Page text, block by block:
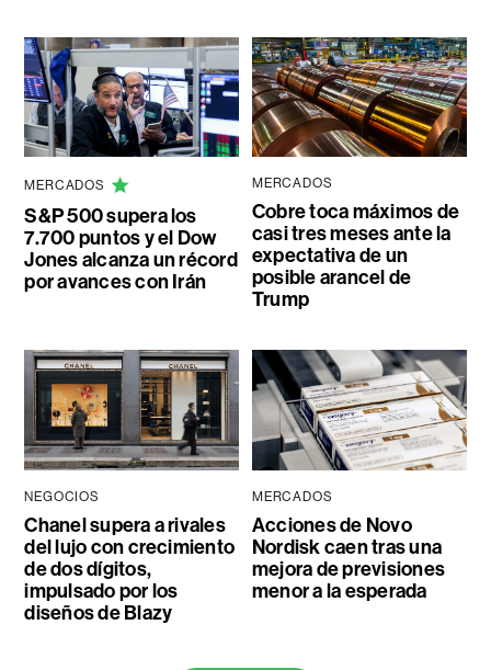
MERCADOS
S&P 500 supera los
7.700 puntos y el Dow
Jones alcanza un récord
por avances con Irán
MERCADOS
Cobre toca máximos de
casi tres meses ante la
expectativa de un
posible arancel de
Trump
NEGOCIOS
Chanel supera a rivales
del lujo con crecimiento
de dos dígitos,
impulsado por los
diseños de Blazy
MERCADOS
Acciones de Novo
Nordisk caen tras una
mejora de previsiones
menor a la esperada